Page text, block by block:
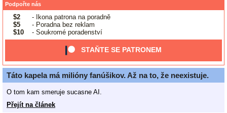
Podpořte nás
$2
- Ikona patrona na poradně
$5
- Poradna bez reklam
$10
- Soukromé poradenství
STAŇTE SE PATRONEM
Táto kapela má milióny fanúšikov. Až na to, že neexistuje.
O tom kam smeruje sucasne AI.
Přejít na článek